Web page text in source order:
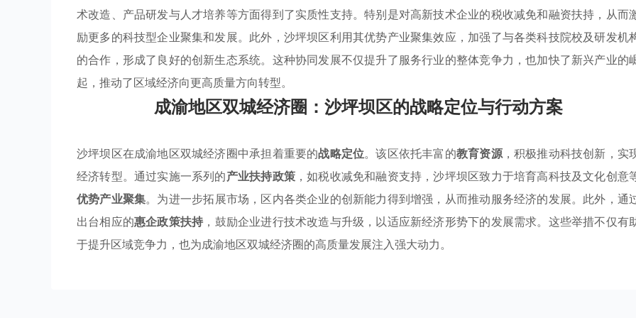
术改造、产品研发与人才培养等方面得到了实质性支持。特别是对高新技术企业的税收减免和融资扶持，从而
励更多的科技型企业聚集和发展。此外，沙坪坝区利用其优势产业聚集效应，加强了与各类科技院校及研发机
的合作，形成了良好的创新生态系统。这种协同发展不仅提升了服务行业的整体竞争力，也加快了新兴产业的
起，推动了区域经济向更高质量方向转型。
成渝地区双城经济圈：沙坪坝区的战略定位与行动方案
沙坪坝区在成渝地区双城经济圈中承担着重要的战略定位。该区依托丰富的教育资源，积极推动科技创新，实
经济转型。通过实施一系列的产业扶持政策，如税收减免和融资支持，沙坪坝区致力于培育高科技及文化创意
优势产业聚集。为进一步拓展市场，区内各类企业的创新能力得到增强，从而推动服务经济的发展。此外，通
出台相应的惠企政策扶持 ，鼓励企业进行技术改造与升级，以适应新经济形势下的发展需求。这些举措不仅有
于提升区域竞争力，也为成渝地区双城经济圈的高质量发展注入强大动力。